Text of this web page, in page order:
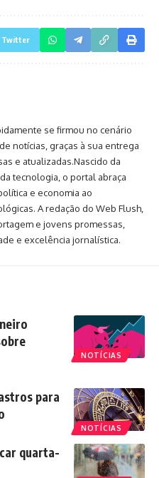
Twitter
se firmou no cenário
notícias, graças à sua entrega
e atualizadas.Nascido da
tecnologia, o portal abraça
e economia ao
A redação do Web Flush,
e jovens promessas,
e excelência jornalística.
NOTÍCIAS
NOTÍCIAS
para
quarta-